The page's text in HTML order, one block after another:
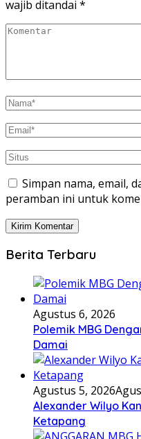
wajib ditandai *
Simpan nama, email,
peramban ini untuk
Berita Terbaru
Agustus 6, 2026
Polemik MBG
Damai
Agustus 5, 2026
Alexander Wilyo
Ketapang